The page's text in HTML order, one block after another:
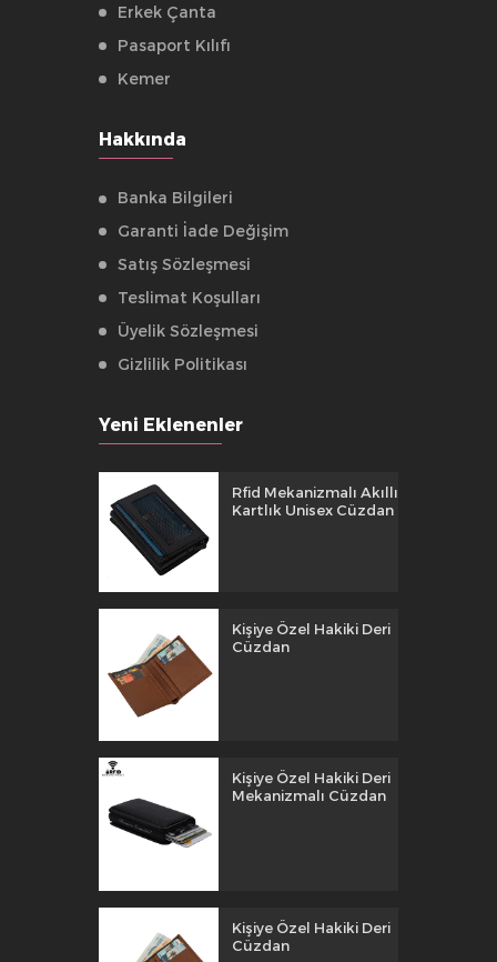
Erkek Çanta
Pasaport Kılıfı
Kemer
Hakkında
Banka Bilgileri
Garanti İade Değişim
Satış Sözleşmesi
Teslimat Koşulları
Üyelik Sözleşmesi
Gizlilik Politikası
Yeni Eklenenler
Rfid Mekanizmalı Akıllı
Kartlık Unisex Cüzdan
Kişiye Özel Hakiki Deri
Cüzdan
Kişiye Özel Hakiki Deri
Mekanizmalı Cüzdan
Kişiye Özel Hakiki Deri
Cüzdan